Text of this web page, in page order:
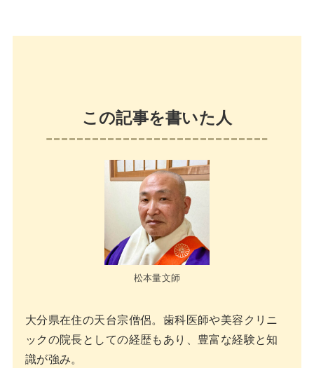
この記事を書いた人
松本量文師
大分県在住の天台宗僧侶。歯科医師や美容クリニ
ックの院長としての経歴もあり、豊富な経験と知
識が強み。